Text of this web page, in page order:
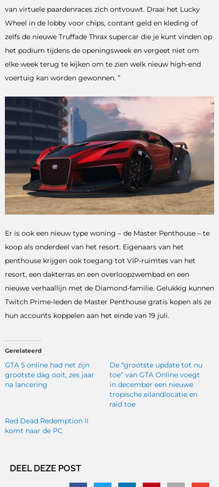
van virtuele paardenraces zich ontvouwt. Draai het Lucky
Wheel in de lobby voor chips, contant geld en kleding of
zelfs de nieuwe Truffade Thrax supercar die je kunt vinden op
het podium tijdens de openingsweek en vergeet niet om
elke week terug te kijken om te zien welk nieuw high-end
voertuig kan worden gewonnen. ”
Er is ook een nieuw type woning – de Master Penthouse – te
koop als onderdeel van het resort. Eigenaars van het
penthouse krijgen ook toegang tot VIP-ruimtes van het
resort, een dakterras en een overloopzwembad en een
nieuwe verhaallijn met de Diamond-familie. Gelukkig kunnen
Twitch Prime-leden de Master Penthouse gratis kopen als ze
hun accounts koppelen aan het einde van 19 juli.
Gerelateerd
GTA 5 online had net zijn
grootste dag ooit, zes jaar
na lancering
De “grootste update tot nu
toe” van GTA Online voegt
in december een nieuwe
tropische eilandlocatie en
raid toe
Red Dead Redemption II
komt naar de PC
DEEL DEZE POST